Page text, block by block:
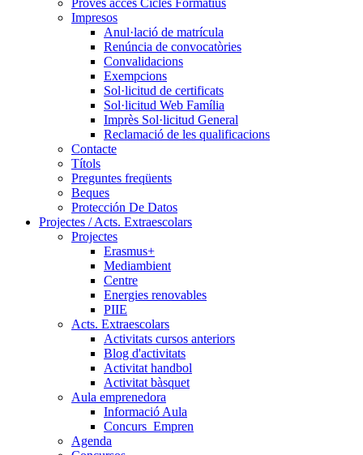
Proves accés Cicles Formatius
Impresos
Anul·lació de matrícula
Renúncia de convocatòries
Convalidacions
Exempcions
Sol·licitud de certificats
Sol·licitud Web Família
Imprès Sol·licitud General
Reclamació de les qualificacions
Contacte
Títols
Preguntes freqüents
Beques
Protección De Datos
Projectes / Acts. Extraescolars
Projectes
Erasmus+
Mediambient
Centre
Energies renovables
PIIE
Acts. Extraescolars
Activitats cursos anteriors
Blog d'activitats
Activitat handbol
Activitat bàsquet
Aula emprenedora
Informació Aula
Concurs_Empren
Agenda